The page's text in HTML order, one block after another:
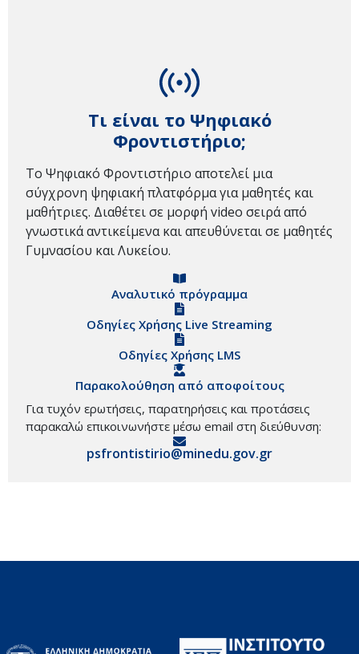
Τι είναι το Ψηφιακό
Φροντιστήριο;
Το Ψηφιακό Φροντιστήριο αποτελεί μια
σύγχρονη ψηφιακή πλατφόρμα για μαθητές και
μαθήτριες. Διαθέτει σε μορφή video σειρά από
γνωστικά αντικείμενα και απευθύνεται σε μαθητές
Γυμνασίου και Λυκείου.
Αναλυτικό πρόγραμμα
Οδηγίες Χρήσης Live Streaming
Οδηγίες Χρήσης LMS
Παρακολούθηση από αποφοίτους
Για τυχόν ερωτήσεις, παρατηρήσεις και προτάσεις
παρακαλώ επικοινωνήστε μέσω email στη διεύθυνση:
psfrontistirio@minedu.gov.gr